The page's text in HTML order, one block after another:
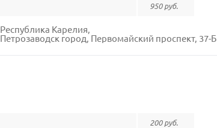
950 руб.
Республика Карелия,
Петрозаводск город, Первомайский проспект, 37-Б
200 руб.